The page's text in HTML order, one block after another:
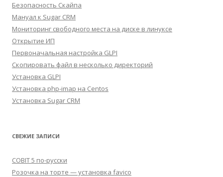
Безопасность Скайпа
Мануал к Sugar CRM
Мониторинг свободного места на диске в линуксе
Открытие ИП
Первоначальная настройка GLPI
Скопировать файл в несколько директорий
Установка GLPI
Установка php-imap на Centos
Установка Sugar CRM
СВЕЖИЕ ЗАПИСИ
COBIT 5 по-русски
Розочка на торте — установка favico